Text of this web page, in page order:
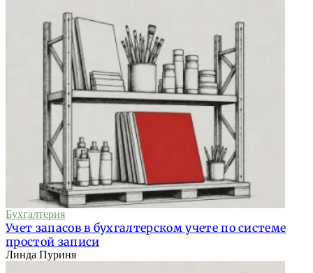
Бухгалтерия
Учет запасов в бухгалтерском учете по системе
простой записи
Линда Пуриня